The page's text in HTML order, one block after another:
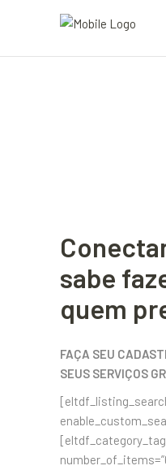
sabe
quem
FAÇA SEU
SEUS SERVIÇOS